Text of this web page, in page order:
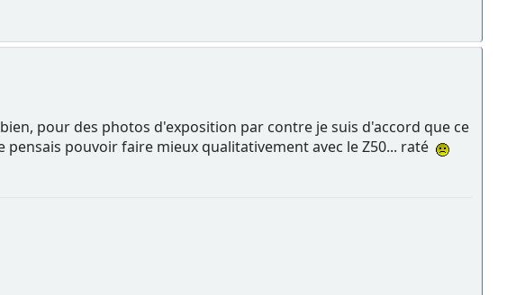
pour des photos d'exposition par contre je suis d'accord que ce
pouvoir faire mieux qualitativement avec le Z50... raté